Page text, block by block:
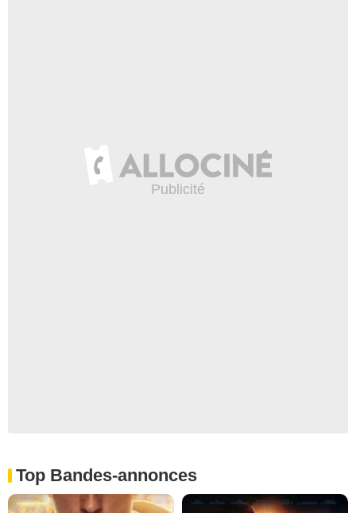
Top Bandes-annonces